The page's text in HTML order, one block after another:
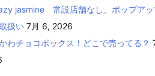
jasmine 常設店舗なし、ポップアッ
扱い 7月 6, 2026
わチョコボックス！どこで売ってる？